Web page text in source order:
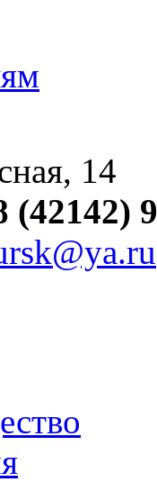
14
(42142)